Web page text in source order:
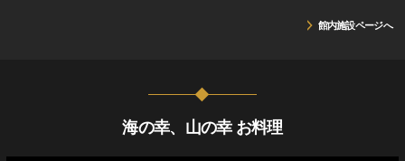
館内施設ページへ
海の幸、山の幸 お料理